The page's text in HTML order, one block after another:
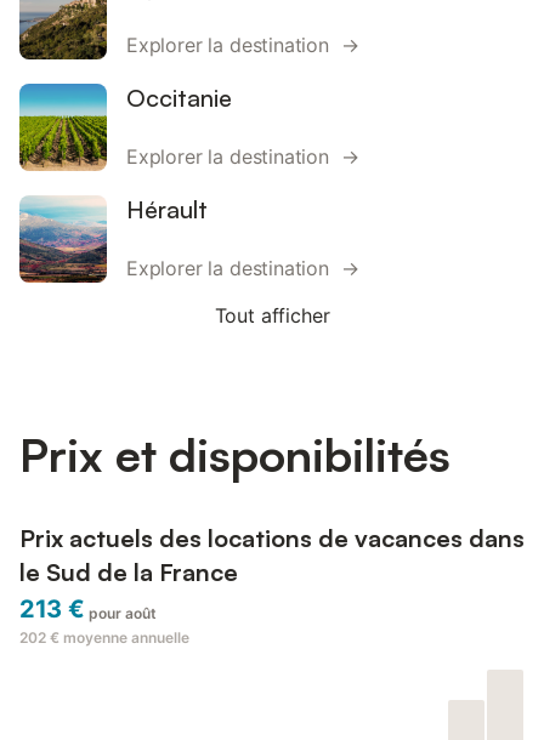
Explorer la destination →
Occitanie
Explorer la destination →
Hérault
Explorer la destination →
Tout afficher
Prix et disponibilités
Prix actuels des locations de vacances dans
le Sud de la France
213 € pour août
202 € moyenne annuelle